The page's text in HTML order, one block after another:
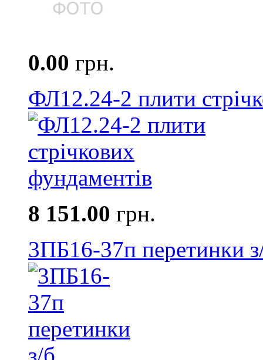
0.00 грн.
ФЛ12.24-2 плити
8 151.00 грн.
3ПБ16-37п перетинки